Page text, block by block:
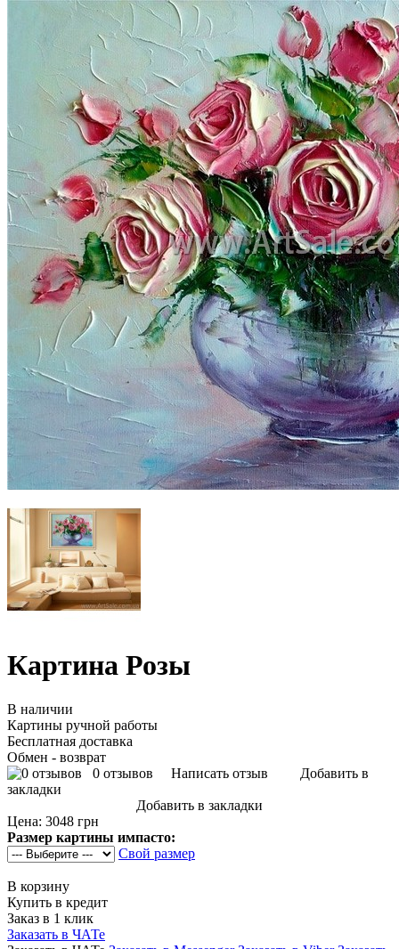
Картина Розы
В наличии
Картины ручной работы
Бесплатная доставка
Обмен - возврат
0 отзывов
Написать отзыв
Добавить в
закладки
Добавить в закладки
Цена: 3048 грн
Размер картины импасто:
Свой размер
В корзину
Купить в кредит
Заказ в 1 клик
Заказать в ЧАТе